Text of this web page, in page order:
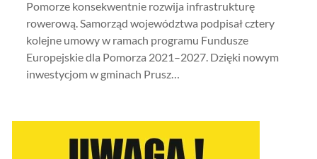
Pomorze konsekwentnie rozwija infrastrukturę
rowerową. Samorząd województwa podpisał cztery
kolejne umowy w ramach programu Fundusze
Europejskie dla Pomorza 2021–2027. Dzięki nowym
inwestycjom w gminach Prusz…